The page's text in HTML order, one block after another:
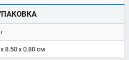
8.50 x 0.80 см